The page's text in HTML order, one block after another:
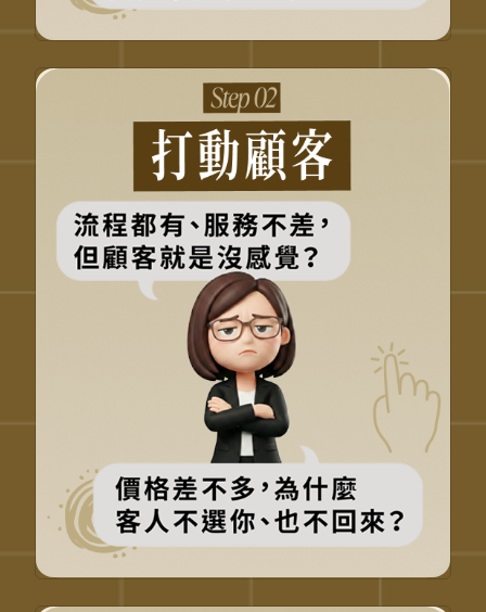
從 SOP 升級為「情緒有
感」的服務體驗
掌握服務前、中、後的情緒關鍵
設計顧客記得住的體驗點
從流程服務，升級情緒價值